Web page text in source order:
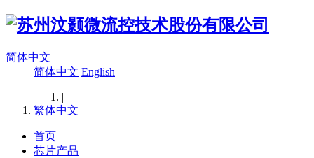
简体中文
简体中文 English
|
繁体中文
首页
芯片产品